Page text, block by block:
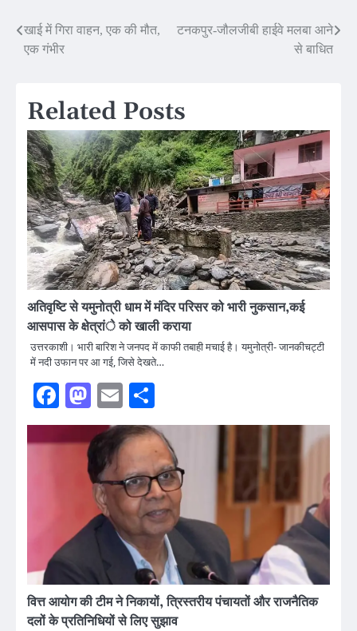
Post
navigation
खाई में गिरा वाहन, एक की मौत,
एक गंभीर
टनकपुर-जौलजीबी हाईवे मलबा आने
से बाधित
Related Posts
अतिवृष्टि से यमुनोत्री धाम में मंदिर परिसर को भारी नुकसान,कई
आसपास के क्षेत्रांे को खाली कराया
उत्तरकाशी। भारी बारिश ने जनपद में काफी तबाही मचाई है। यमुनोत्री- जानकीचट्टी
में नदी उफान पर आ गई, जिसे देखते…
Facebook
Mastodon
Email
वित्त आयोग की टीम ने निकायों, त्रिस्तरीय पंचायतों और राजनैतिक
दलों के प्रतिनिधियों से लिए सुझाव